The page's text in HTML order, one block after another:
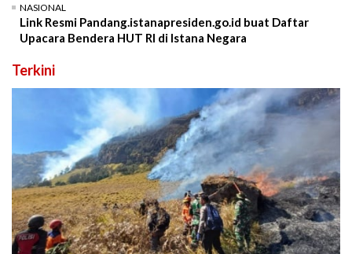
NASIONAL
Link Resmi Pandang.istanapresiden.go.id buat Daftar
Upacara Bendera HUT RI di Istana Negara
Terkini